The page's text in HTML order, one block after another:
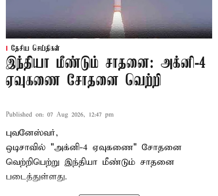
தேசிய செய்திகள்
இந்தியா மீண்டும் சாதனை: அக்னி-4
ஏவுகணை சோதனை வெற்றி
Published on: 07 Aug 2026, 12:47 pm
புவனேஸ்வர்,
ஒடிசாவில் "அக்னி-4 ஏவுகணை" சோதனை
வெற்றிபெற்று இந்தியா மீண்டும் சாதனை
படைத்துள்ளது.